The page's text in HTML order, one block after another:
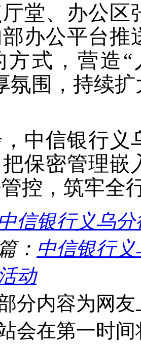
堂、办公区
办公平台推
方式，营造
氛围，持续
中信银行 义
保密管理嵌
控，筑牢全
信银行义乌
： 中信银行
动
分内容为网
会在第一时